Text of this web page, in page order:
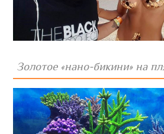
Золотое «нано-бикини» на